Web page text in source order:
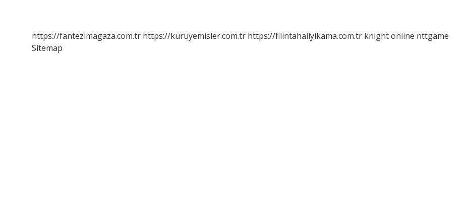
https://fantezimagaza.com.tr https://kuruyemisler.com.tr https://filintahaliyikama.com.tr knight online nttgame
Sitemap